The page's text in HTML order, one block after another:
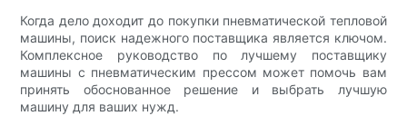
Когда дело доходит до покупки пневматической тепловой
машины, поиск надежного поставщика является ключом.
Комплексное руководство по лучшему поставщику
машины с пневматическим прессом может помочь вам
принять обоснованное решение и выбрать лучшую
машину для ваших нужд.